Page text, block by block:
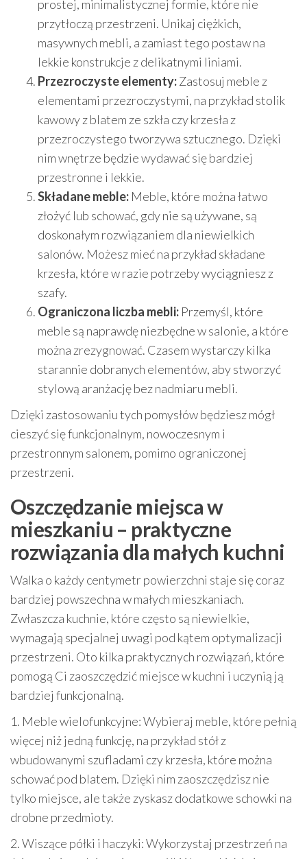
prostej, minimalistycznej formie, które nie
przytłoczą przestrzeni. Unikaj ciężkich,
masywnych mebli, a zamiast tego postaw na
lekkie konstrukcje z delikatnymi liniami.
Przezroczyste elementy:Zastosuj meble z
elementami przezroczystymi, na przykład stolik
kawowy z blatem ze szkła czy krzesła z
przezroczystego tworzywa sztucznego. Dzięki
nim wnętrze będzie wydawać się bardziej
przestronne i lekkie.
Składane meble: Meble, które można łatwo
złożyć lub schować, gdy nie są używane, są
doskonałym rozwiązaniem dla niewielkich
salonów. Możesz mieć na przykład składane
krzesła, które w razie potrzeby wyciągniesz z
szafy.
Ograniczona liczba mebli: Przemyśl, które
meble są naprawdę niezbędne w salonie, a które
można zrezygnować. Czasem wystarczy kilka
starannie dobranych elementów, aby stworzyć
stylową aranżację bez nadmiaru mebli.
Dzięki zastosowaniu tych pomysłów będziesz mógł
cieszyć się funkcjonalnym, nowoczesnym i
przestronnym salonem, pomimo ograniczonej
przestrzeni.
Oszczędzanie miejsca w
mieszkaniu – praktyczne
rozwiązania dla małych kuchni
Walka o każdy centymetr powierzchni staje się coraz
bardziej powszechna w małych mieszkaniach.
Zwłaszcza kuchnie, które często są niewielkie,
wymagają specjalnej uwagi pod kątem optymalizacji
przestrzeni. Oto kilka praktycznych rozwiązań, które
pomogą Ci zaoszczędzić miejsce w kuchni i uczynią ją
bardziej funkcjonalną.
1. Meble wielofunkcyjne: Wybieraj meble, które pełnią
więcej niż jedną funkcję, na przykład stół z
wbudowanymi szufladami czy krzesła, które można
schować pod blatem. Dzięki nim zaoszczędzisz nie
tylko miejsce, ale także zyskasz dodatkowe schowki na
drobne przedmioty.
2. Wiszące półki i haczyki: Wykorzystaj przestrzeń na